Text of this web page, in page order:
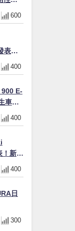
600
表！
汽油
400
900 E-
車
試
400
！新增
，全
備登
400
日
設
300